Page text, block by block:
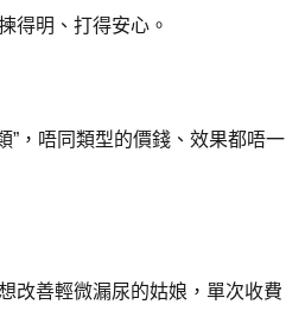
得明、打得安心。
，唔同類型的價錢、效果都唔一
善輕微漏尿的姑娘，單次收費